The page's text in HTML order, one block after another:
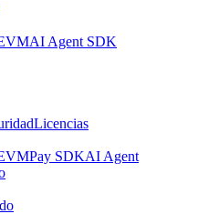
AI Agent SDK
Licencias
Pay SDKAI Agent